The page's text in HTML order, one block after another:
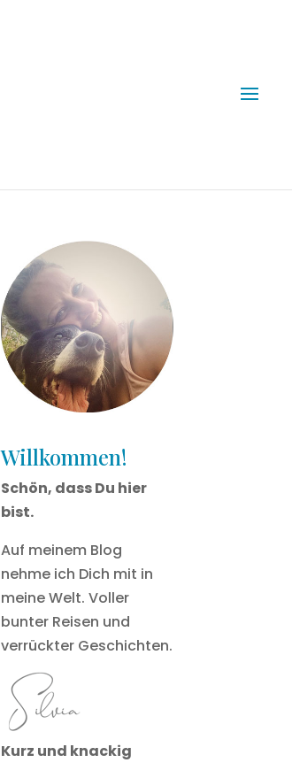
Willkommen!
Schön, dass Du hier
bist.
Auf meinem Blog
nehme ich Dich mit in
meine Welt. Voller
bunter Reisen und
verrückter Geschichten.
Kurz und knackig